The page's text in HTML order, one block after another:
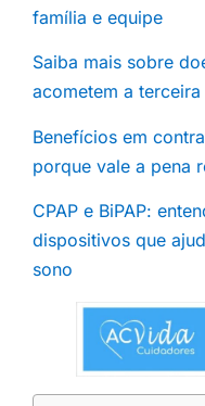
família e equipe
Saiba mais sobre
acometem a
Benefícios em
porque vale a pena
CPAP e BiPAP:
dispositivos que
sono